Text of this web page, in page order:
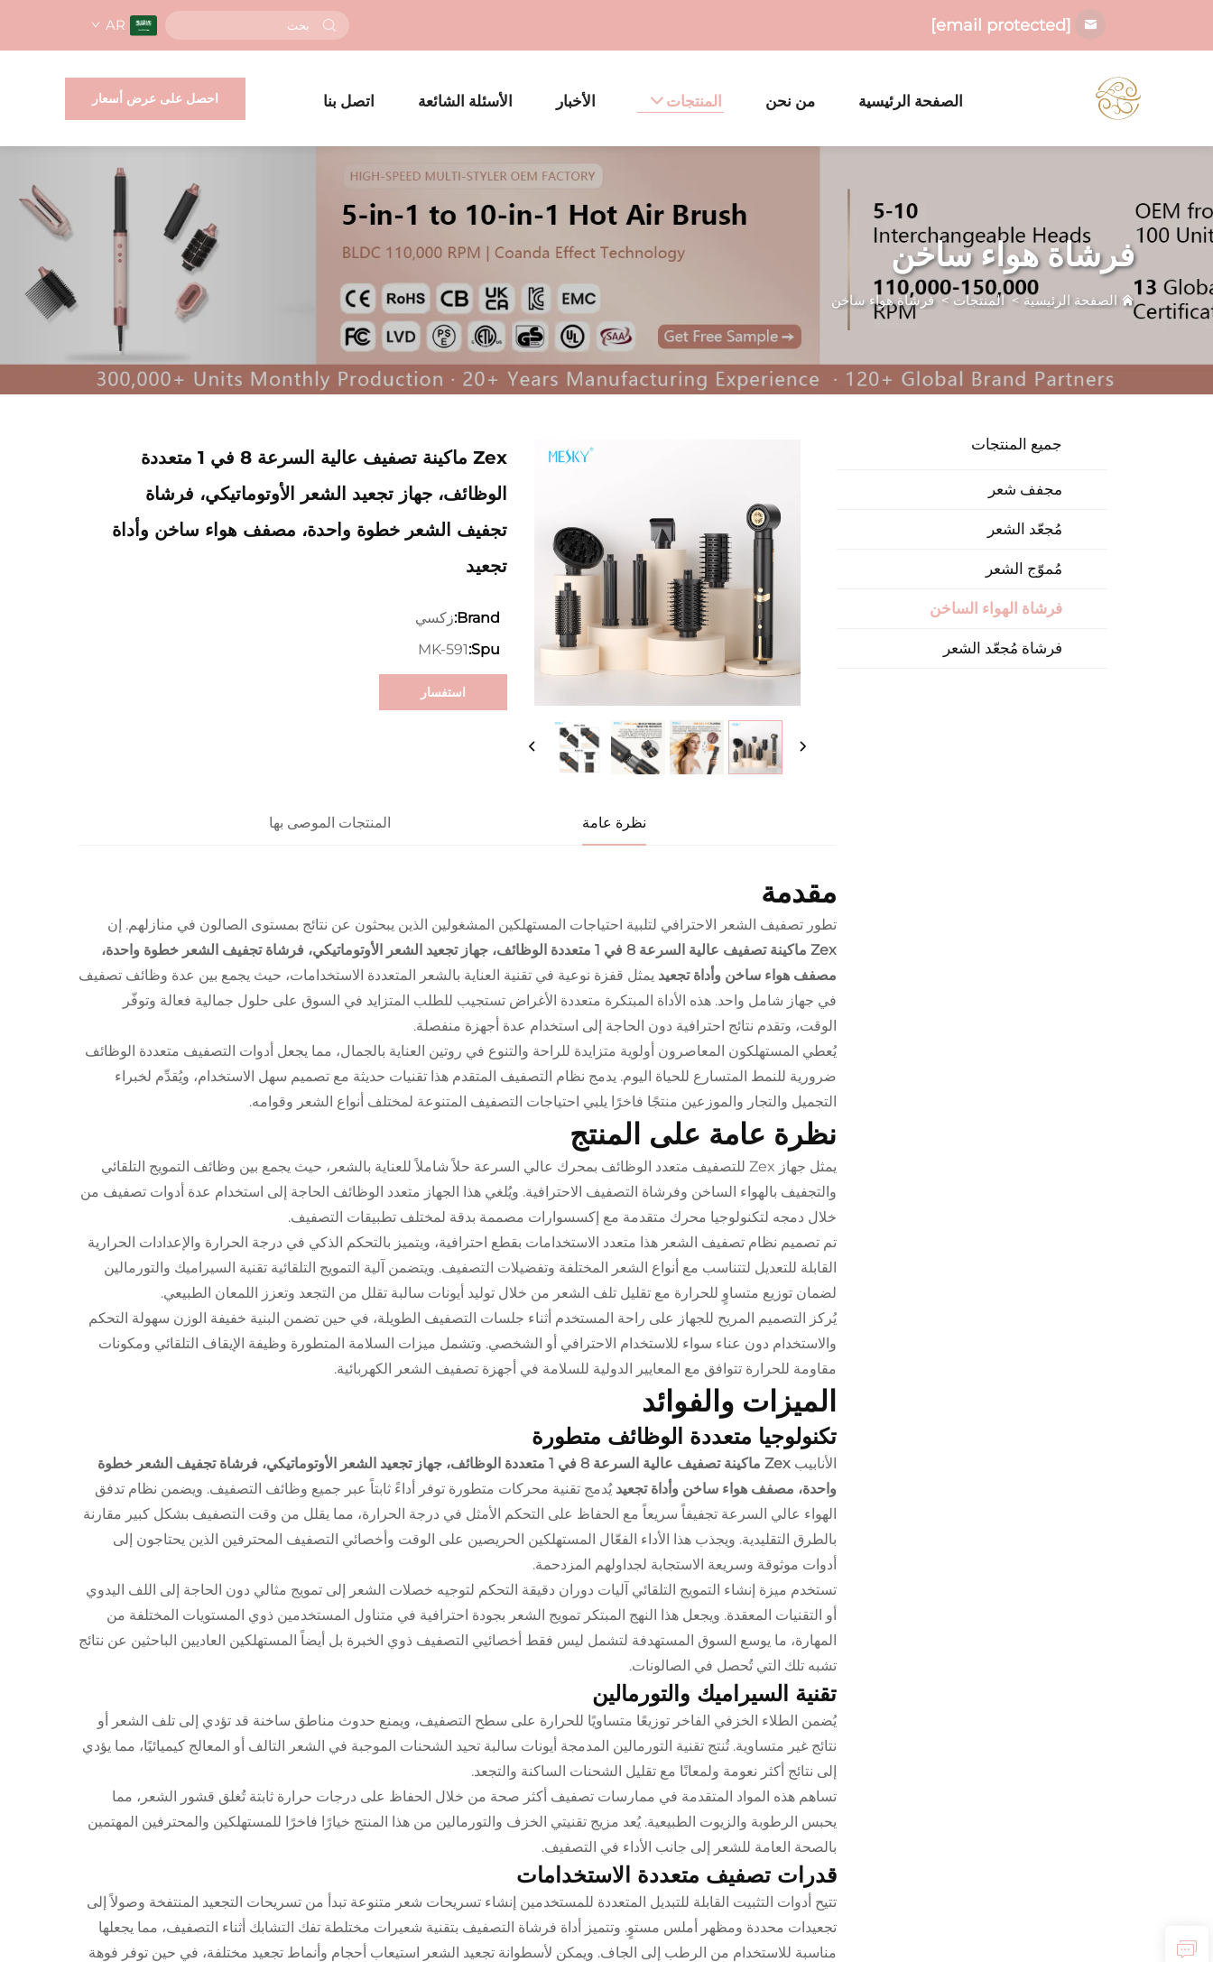
[email protected]
AR
الصفحة الرئيسية من نحن المنتجات الأخبار الأسئلة الشائعة اتصل بنا احصل على عرض أسعار
فرشاة هواء ساخن
الصفحة الرئيسية>المنتجات >فرشاة هواء ساخن
جميع المنتجات
مجفف شعر
مُجعّد الشعر
مُموّج الشعر
فرشاة الهواء الساخن
فرشاة مُجعّد الشعر
Zex ماكينة تصفيف عالية السرعة 8 في 1 متعددة
الوظائف، جهاز تجعيد الشعر الأوتوماتيكي، فرشاة
تجفيف الشعر خطوة واحدة، مصفف هواء ساخن وأداة
تجعيد
Brand: زكسي
Spu:
MK-591
استفسار
نظرة عامة المنتجات الموصى بها
مقدمة
تطور تصفيف الشعر الاحترافي لتلبية احتياجات المستهلكين المشغولين الذين يبحثون عن نتائج بمستوى الصالون في منازلهم. إن
Zex ماكينة تصفيف عالية السرعة 8 في 1 متعددة الوظائف، جهاز تجعيد الشعر الأوتوماتيكي، فرشاة تجفيف الشعر خطوة واحدة،
مصفف هواء ساخن وأداة تجعيد يمثل قفزة نوعية في تقنية العناية بالشعر المتعددة الاستخدامات، حيث يجمع بين عدة وظائف تصفيف
في جهاز شامل واحد. هذه الأداة المبتكرة متعددة الأغراض تستجيب للطلب المتزايد في السوق على حلول جمالية فعالة وتوفّر
الوقت، وتقدم نتائج احترافية دون الحاجة إلى استخدام عدة أجهزة منفصلة.
يُعطي المستهلكون المعاصرون أولوية متزايدة للراحة والتنوع في روتين العناية بالجمال، مما يجعل أدوات التصفيف متعددة الوظائف
ضرورية للنمط المتسارع للحياة اليوم. يدمج نظام التصفيف المتقدم هذا تقنيات حديثة مع تصميم سهل الاستخدام، ويُقدِّم لخبراء
التجميل والتجار والموزعين منتجًا فاخرًا يلبي احتياجات التصفيف المتنوعة لمختلف أنواع الشعر وقوامه.
نظرة عامة على المنتج
يمثل جهاز Zex للتصفيف متعدد الوظائف بمحرك عالي السرعة حلاً شاملاً للعناية بالشعر، حيث يجمع بين وظائف التمويج التلقائي
والتجفيف بالهواء الساخن وفرشاة التصفيف الاحترافية. ويُلغي هذا الجهاز متعدد الوظائف الحاجة إلى استخدام عدة أدوات تصفيف من
خلال دمجه لتكنولوجيا محرك متقدمة مع إكسسوارات مصممة بدقة لمختلف تطبيقات التصفيف.
تم تصميم نظام تصفيف الشعر هذا متعدد الاستخدامات بقطع احترافية، ويتميز بالتحكم الذكي في درجة الحرارة والإعدادات الحرارية
القابلة للتعديل لتتناسب مع أنواع الشعر المختلفة وتفضيلات التصفيف. ويتضمن آلية التمويج التلقائية تقنية السيراميك والتورمالين
لضمان توزيع متساوٍ للحرارة مع تقليل تلف الشعر من خلال توليد أيونات سالبة تقلل من التجعد وتعزز اللمعان الطبيعي.
يُركز التصميم المريح للجهاز على راحة المستخدم أثناء جلسات التصفيف الطويلة، في حين تضمن البنية خفيفة الوزن سهولة التحكم
والاستخدام دون عناء سواء للاستخدام الاحترافي أو الشخصي. وتشمل ميزات السلامة المتطورة وظيفة الإيقاف التلقائي ومكونات
مقاومة للحرارة تتوافق مع المعايير الدولية للسلامة في أجهزة تصفيف الشعر الكهربائية.
الميزات والفوائد
تكنولوجيا متعددة الوظائف متطورة
الأنابيب
Zex ماكينة تصفيف عالية السرعة 8 في 1 متعددة الوظائف، جهاز تجعيد الشعر الأوتوماتيكي، فرشاة تجفيف الشعر خطوة
واحدة، مصفف هواء ساخن وأداة تجعيديُدمج تقنية محركات متطورة توفر أداءً ثابتاً عبر جميع وظائف التصفيف. ويضمن نظام تدفق
الهواء عالي السرعة تجفيفاً سريعاً مع الحفاظ على التحكم الأمثل في درجة الحرارة، مما يقلل من وقت التصفيف بشكل كبير مقارنة
بالطرق التقليدية. ويجذب هذا الأداء الفعّال المستهلكين الحريصين على الوقت وأخصائي التصفيف المحترفين الذين يحتاجون إلى
أدوات موثوقة وسريعة الاستجابة لجداولهم المزدحمة.
تستخدم ميزة إنشاء التمويج التلقائي آليات دوران دقيقة التحكم لتوجيه خصلات الشعر إلى تمويج مثالي دون الحاجة إلى اللف اليدوي
أو التقنيات المعقدة. ويجعل هذا النهج المبتكر تمويج الشعر بجودة احترافية في متناول المستخدمين ذوي المستويات المختلفة من
المهارة، ما يوسع السوق المستهدفة لتشمل ليس فقط أخصائيي التصفيف ذوي الخبرة بل أيضاً المستهلكين العاديين الباحثين عن نتائج
تشبه تلك التي تُحصل في الصالونات.
تقنية السيراميك والتورمالين
يُضمن الطلاء الخزفي الفاخر توزيعًا متساويًا للحرارة على سطح التصفيف، ويمنع حدوث مناطق ساخنة قد تؤدي إلى تلف الشعر أو
نتائج غير متساوية. تُنتج تقنية التورمالين المدمجة أيونات سالبة تحيد الشحنات الموجبة في الشعر التالف أو المعالج كيميائيًا، مما يؤدي
إلى نتائج أكثر نعومة ولمعانًا مع تقليل الشحنات الساكنة والتجعد.
تساهم هذه المواد المتقدمة في ممارسات تصفيف أكثر صحة من خلال الحفاظ على درجات حرارة ثابتة تُغلق قشور الشعر، مما
يحبس الرطوبة والزيوت الطبيعية. يُعد مزيج تقنيتي الخزف والتورمالين من هذا المنتج خيارًا فاخرًا للمستهلكين والمحترفين المهتمين
بالصحة العامة للشعر إلى جانب الأداء في التصفيف.
قدرات تصفيف متعددة الاستخدامات
تتيح أدوات التثبيت القابلة للتبديل المتعددة للمستخدمين إنشاء تسريحات شعر متنوعة تبدأ من تسريحات التجعيد المنتفخة وصولاً إلى
تجعيدات محددة ومظهر أملس مستوٍ. وتتميز أداة فرشاة التصفيف بتقنية شعيرات مختلطة تفك التشابك أثناء التصفيف، مما يجعلها
مناسبة للاستخدام من الرطب إلى الجاف. ويمكن لأسطوانة تجعيد الشعر استيعاب أحجام وأنماط تجعيد مختلفة، في حين توفر فوهة